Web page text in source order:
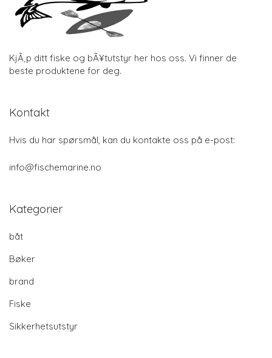
KjÃ¸p ditt fiske og bÃ¥tutstyr her hos oss. Vi finner de
beste produktene for deg.
Kontakt
Hvis du har spørsmål, kan du kontakte oss på e-post:
info@fischemarine.no
Kategorier
båt
Bøker
brand
Fiske
Sikkerhetsutstyr